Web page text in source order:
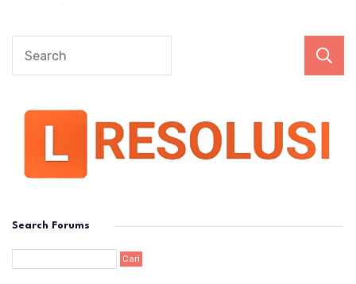
Search Forums